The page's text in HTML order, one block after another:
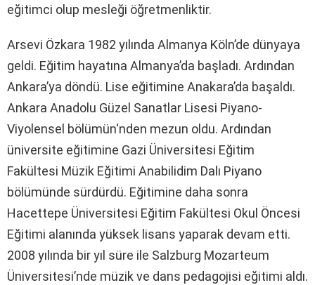
eğitimci olup mesleği öğretmenliktir.
Arsevi Özkara 1982 yılında Almanya Köln’de dünyaya
geldi. Eğitim hayatına Almanya’da başladı. Ardından
Ankara’ya döndü. Lise eğitimine Anakara’da başaldı.
Ankara Anadolu Güzel Sanatlar Lisesi Piyano-
Viyolensel bölümün‘nden mezun oldu. Ardından
üniversite eğitimine Gazi Üniversitesi Eğitim
Fakültesi Müzik Eğitimi Anabilidim Dalı Piyano
bölümünde sürdürdü. Eğitimine daha sonra
Hacettepe Üniversitesi Eğitim Fakültesi Okul Öncesi
Eğitimi alanında yüksek lisans yaparak devam etti.
2008 yılında bir yıl süre ile Salzburg Mozarteum
Üniversitesi’nde müzik ve dans pedagojisi eğitimi aldı.